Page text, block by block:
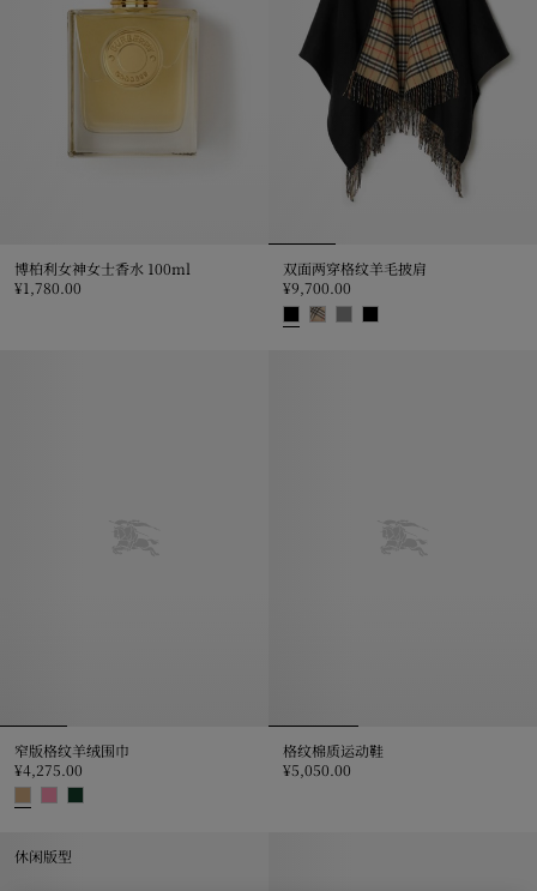
博柏利女神女士香水 100ml
¥1,780.00
博柏利女神女士香水 100ml, ¥1,780.00
双面两穿格纹羊毛披肩
¥9,700.00
窄版格纹羊绒围巾
¥4,275.00
格纹棉质运动鞋
¥5,050.00
休闲版型